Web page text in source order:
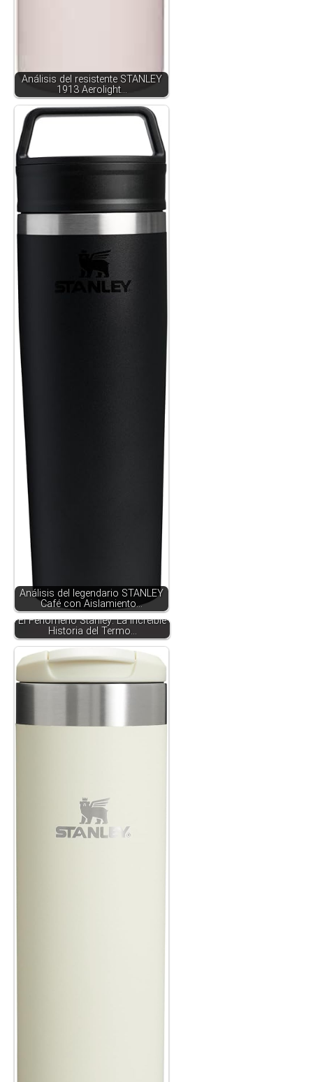
Análisis del resistente STANLEY
1913 Aerolight…
Análisis del legendario STANLEY
Café con Aislamiento…
El Fenómeno Stanley: La Increíble
Historia del Termo…